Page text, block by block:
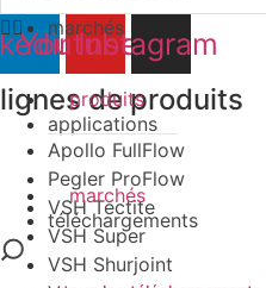
marchés
applications
téléchargements
produits
marchés
YoutubeInstagram
lignes de produits
Apollo FullFlow
Pegler ProFlow
VSH Tectite
VSH Super
VSH Shurjoint